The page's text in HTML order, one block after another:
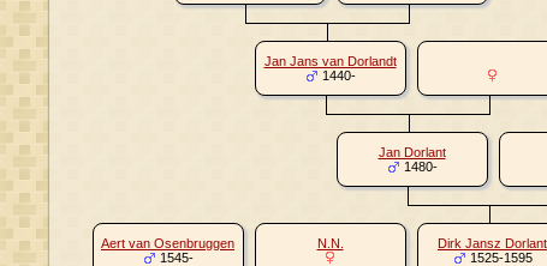
Jan Jans van Dorlandt
1440-
Jan Dorlant
1480-
Aert van Osenbruggen
1545-
N.N.
Dirk Jansz Dorlant
1525-1595